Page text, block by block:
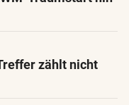
zählt nicht